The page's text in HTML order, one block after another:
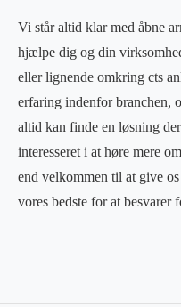
Vi står altid klar med åbne
hjælpe dig og din
eller lignende omkring cts
erfaring indenfor branchen,
altid kan finde en løsning
interesseret i at høre mere
end velkommen til at give
vores bedste for at besvarer